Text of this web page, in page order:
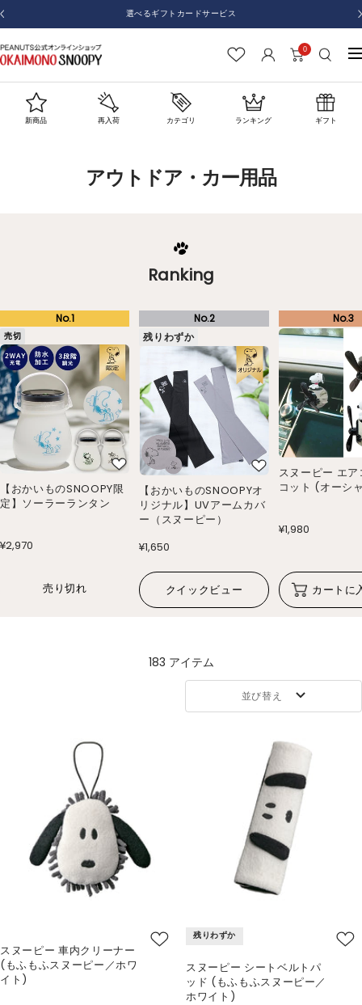
コ
ン
テ
ン
ツ
戻
選べるギフトカードサービス
お
0
ナ
新商品 再入荷 カテゴリ ランキング ギフト
アウトドア・カー用品
Ranking
売切
【おかいものSNOOPY限
定】ソーラーランタン
¥2,970
売り切れ
残りわずか
【おかいものSNOOPYオ
リジナル】UVアームカバ
ー（スヌーピー）
¥1,650
クイックビュー
スヌーピー エ
コット (オーシ
¥1,980
カートに
183 アイテム
並び替え
スヌーピー 車内クリーナー
(もふもふスヌーピー／ホワ
イト)
残りわずか
スヌーピー シートベルトパ
ッド (もふもふスヌーピー／
ホワイト)